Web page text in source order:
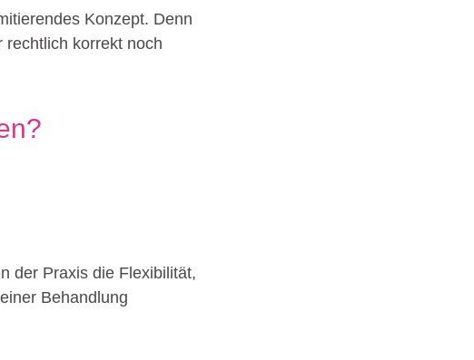
Konzept. Denn
korrekt noch
der Praxis die Flexibilität,
Behandlung